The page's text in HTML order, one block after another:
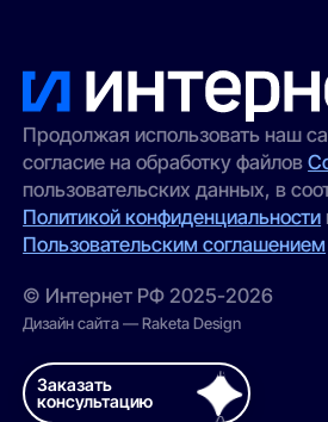
Продолжая использовать наш
согласие на обработку файлов
пользовательских данных, в
Политикой конфиденциальности
Пользовательским соглашением
© Интернет РФ 2025-2026
Дизайн сайта — Raketa Design
Заказать
консультацию